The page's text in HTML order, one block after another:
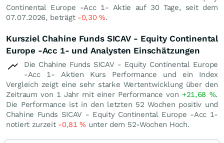
Continental Europe -Acc 1- Aktie auf 30 Tage, seit dem
07.07.2026, beträgt -0,30%.
Kursziel Chahine Funds SICAV - Equity Continental
Europe -Acc 1- und Analysten Einschätzungen
Die Chahine Funds SICAV - Equity Continental Europe
-Acc 1- Aktien Kurs Performance und ein Index
Vergleich zeigt eine sehr starke Wertentwicklung über den
Zeitraum von 1 Jahr mit einer Performance von +21,68 %.
Die Performance ist in den letzten 52 Wochen positiv und
Chahine Funds SICAV - Equity Continental Europe -Acc 1-
notiert zurzeit -0,81% unter dem 52-Wochen Hoch.